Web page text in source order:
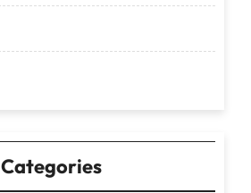
Categories